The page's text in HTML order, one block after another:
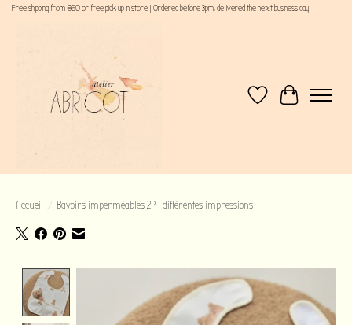
Free shipping from €60 or free pick up in store | Ordered before 3pm, delivered the next business day
Liste de souhaits
Panier
Accueil / Bavoirs imperméables 2P | différentes impressions
Product image slideshow Items